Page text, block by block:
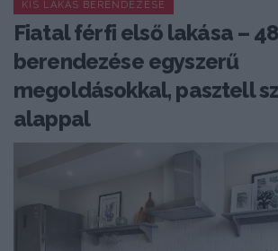
KIS LAKÁS BERENDEZÉSE
Fiatal férfi első lakása –
berendezése egyszerű
megoldásokkal, pasztell
alappal